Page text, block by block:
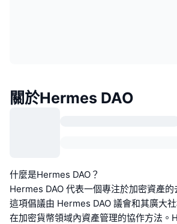
關於Hermes DAO
什麼是Hermes DAO？
Hermes DAO 代表一個專注於加密資產的
這項倡議由 Hermes DAO 議會和其廣大
在加密貨幣領域內資產管理的協作方法。